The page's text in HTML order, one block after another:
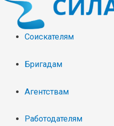
Соискателям
Бригадам
Агентствам
Работодателям